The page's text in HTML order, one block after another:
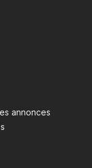
annonces